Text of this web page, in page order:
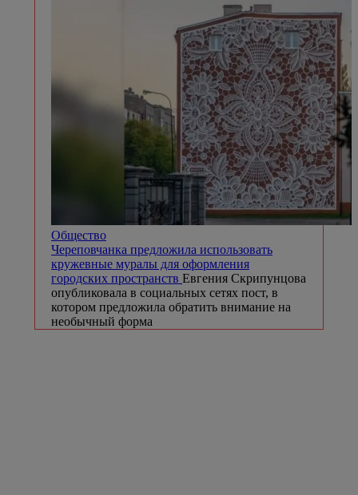
Общество
Череповчанка предложила использовать
кружевные муралы для оформления
городских пространств Евгения Скрипунцова
опубликовала в социальных сетях пост, в
котором предложила обратить внимание на
необычный форма